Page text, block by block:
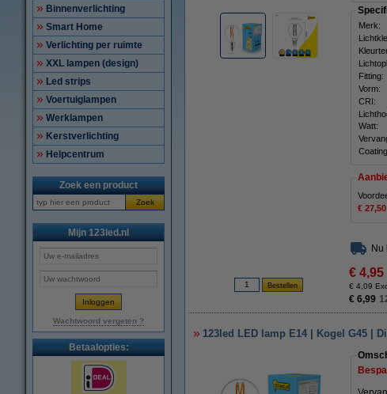
Binnenverlichting
Smart Home
Verlichting per ruimte
XXL lampen (design)
Led strips
Voertuiglampen
Werklampen
Kerstverlichting
Helpcentrum
Zoek een product
Zoek
Mijn 123led.nl
Wachtwoord vergeten ?
Betaalopties:
Merk:
Fitting:
Vorm:
CRI:
Watt:
€ 27,50
Nu
€ 4,95
€ 4,09
€ 6,99
123led LED lamp E14 | Kogel G45 |